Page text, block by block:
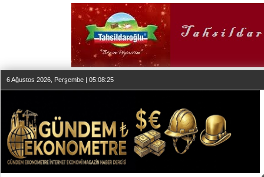
6 Ağustos 2026, Perşembe | 05:08:25